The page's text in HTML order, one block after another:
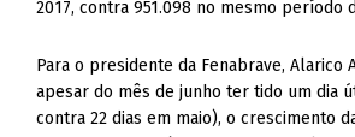
2017, contra 951.098 no mesmo período
Para o presidente da Fenabrave, Alarico
apesar do mês de junho ter tido um dia
contra 22 dias em maio), o crescimento